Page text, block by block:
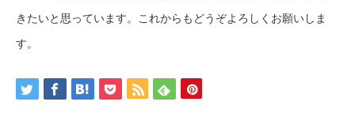
きたいと思っています。これからもどうぞよろしくお願いしま
す。